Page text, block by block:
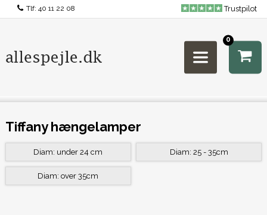
Tlf: 40 11 22 08 Trustpilot
0
Tiffany hængelamper
Diam: under 24 cm Diam: 25 - 35cm
Diam: over 35cm